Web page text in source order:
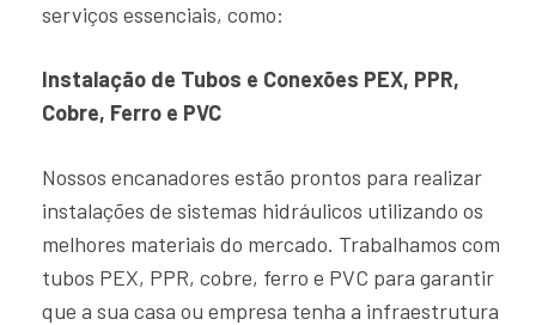
serviços essenciais, como:
Instalação de Tubos e Conexões PEX, PPR,
Cobre, Ferro e PVC
Nossos encanadores estão prontos para realizar
instalações de sistemas hidráulicos utilizando os
melhores materiais do mercado. Trabalhamos com
tubos PEX, PPR, cobre, ferro e PVC para garantir
que a sua casa ou empresa tenha a infraestrutura